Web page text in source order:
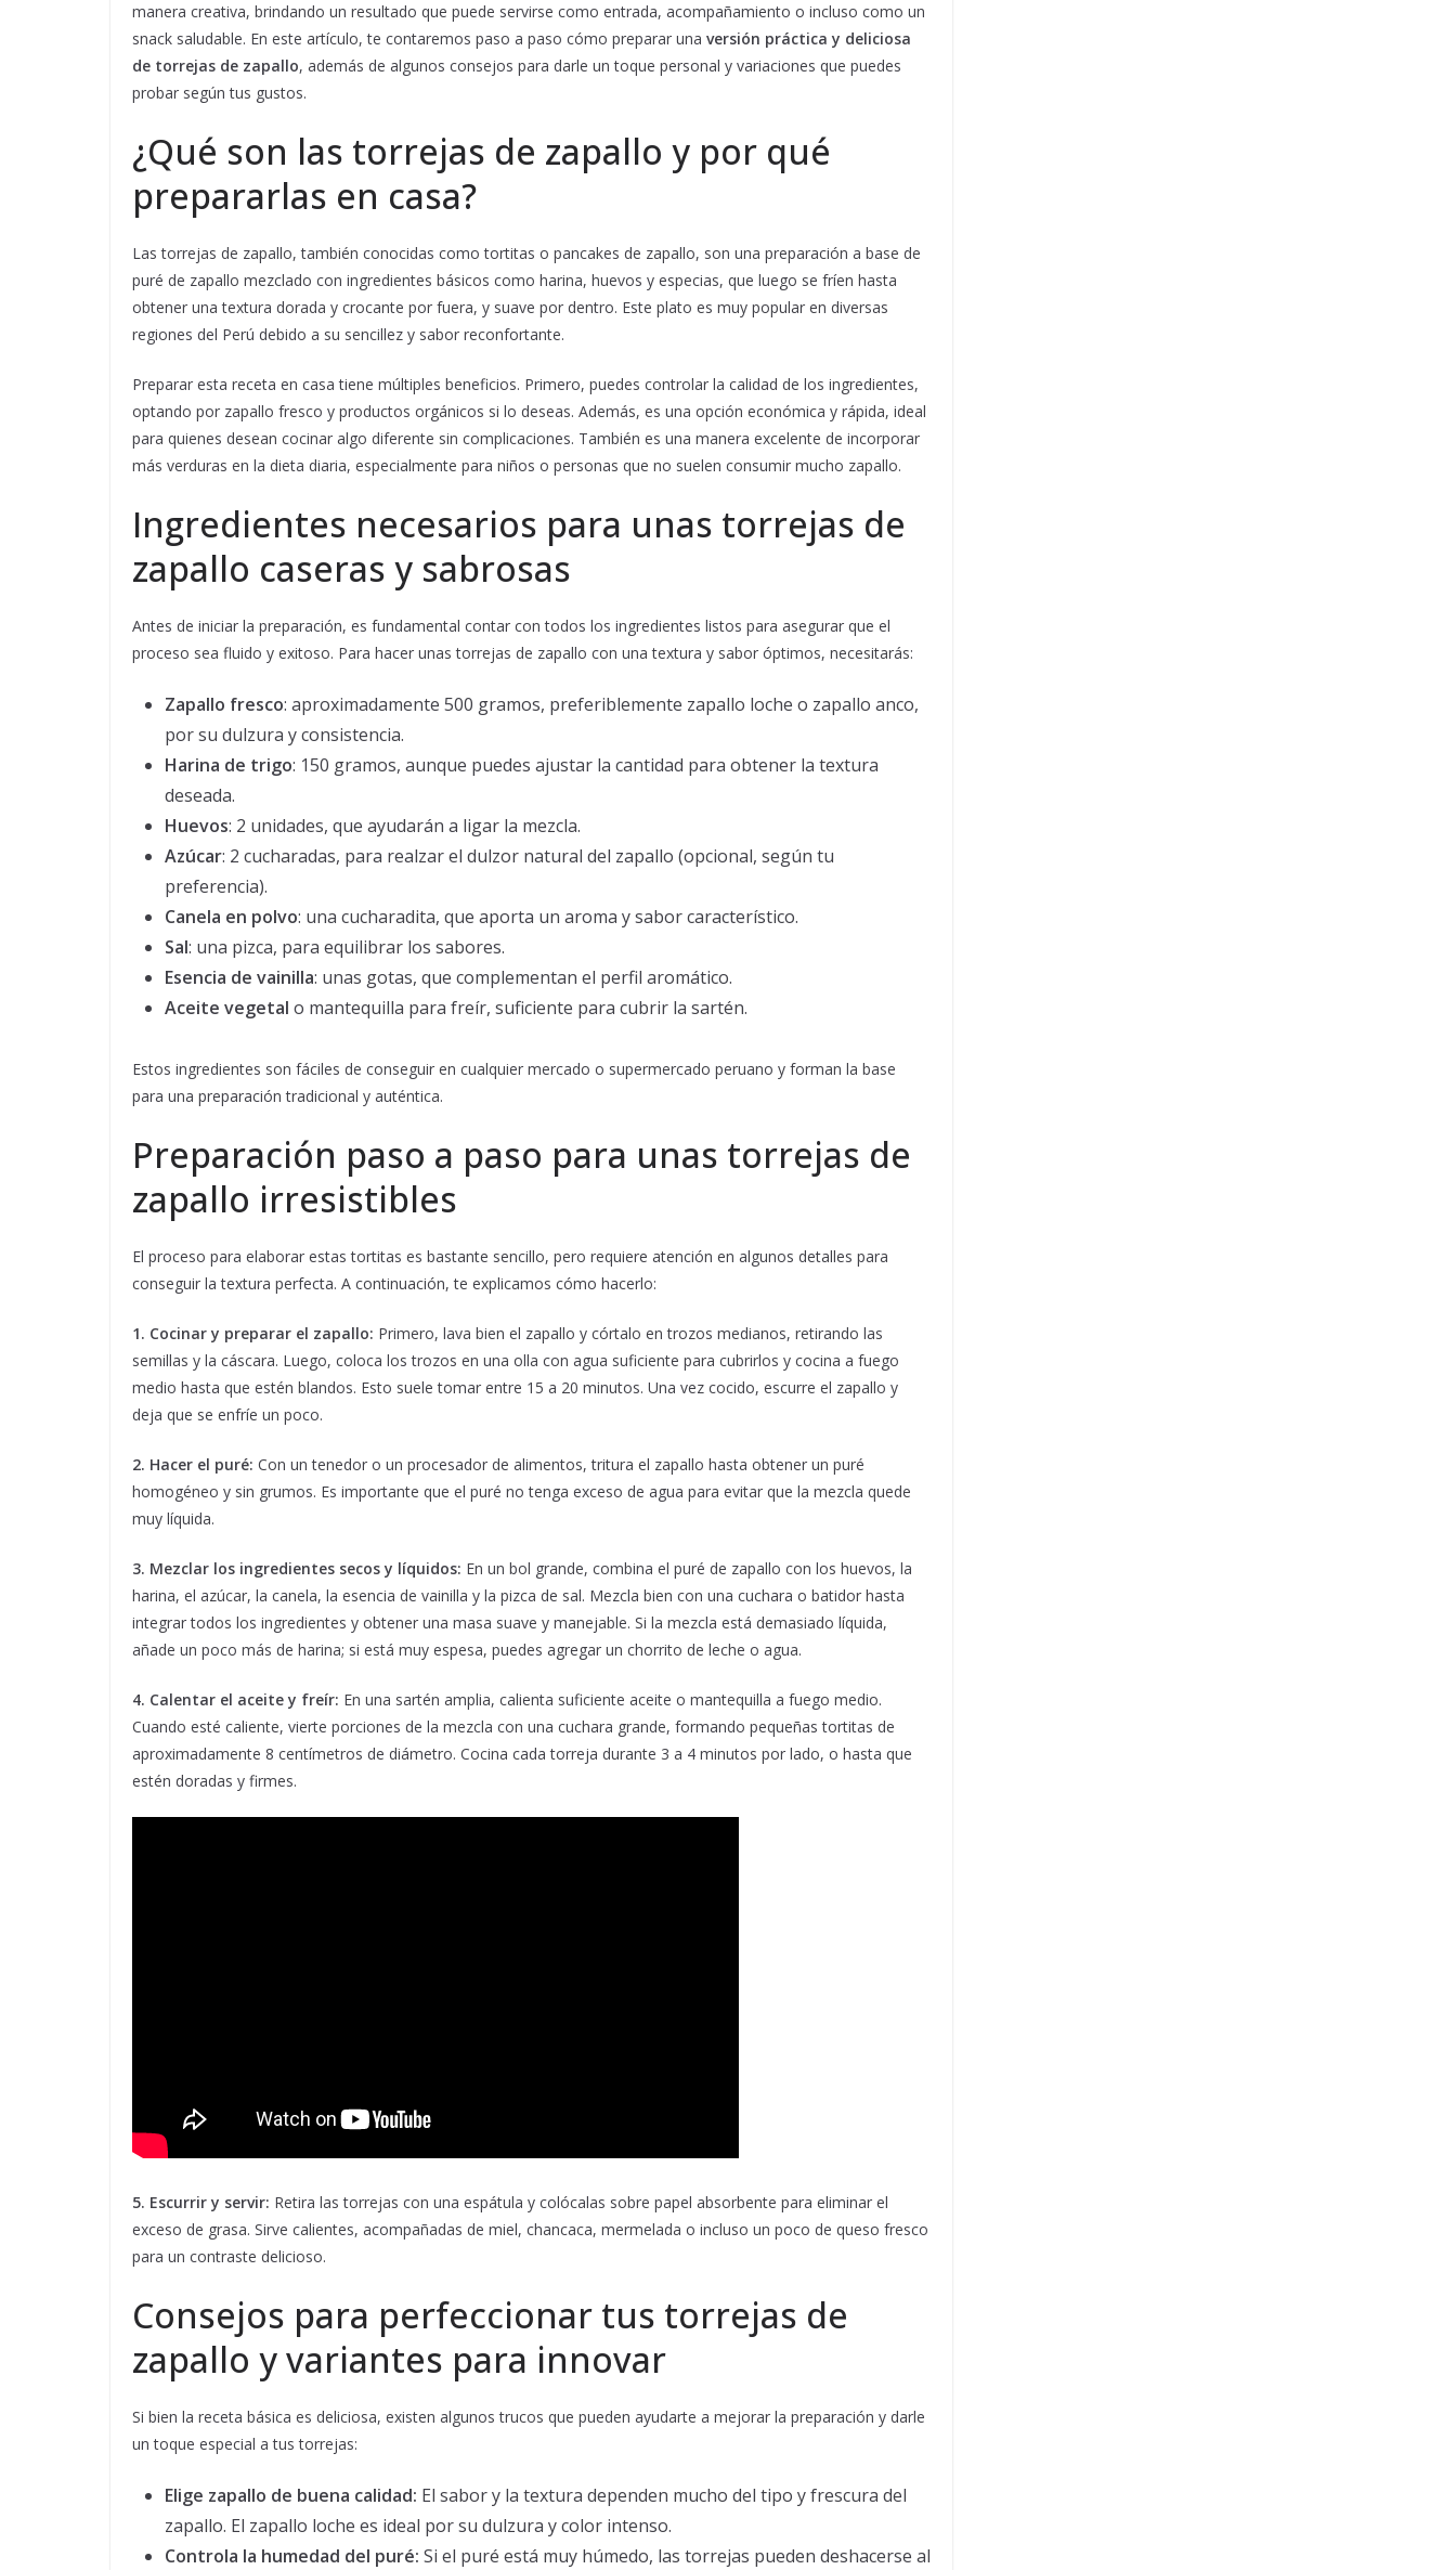
manera creativa, brindando un resultado que puede servirse como entrada, acompañamiento o incluso como un
snack saludable. En este artículo, te contaremos paso a paso cómo preparar una versión práctica y deliciosa
de torrejas de zapallo, además de algunos consejos para darle un toque personal y variaciones que puedes
probar según tus gustos.
¿Qué son las torrejas de zapallo y por qué
prepararlas en casa?
Las torrejas de zapallo, también conocidas como tortitas o pancakes de zapallo, son una preparación a base de
puré de zapallo mezclado con ingredientes básicos como harina, huevos y especias, que luego se fríen hasta
obtener una textura dorada y crocante por fuera, y suave por dentro. Este plato es muy popular en diversas
regiones del Perú debido a su sencillez y sabor reconfortante.
Preparar esta receta en casa tiene múltiples beneficios. Primero, puedes controlar la calidad de los ingredientes,
optando por zapallo fresco y productos orgánicos si lo deseas. Además, es una opción económica y rápida, ideal
para quienes desean cocinar algo diferente sin complicaciones. También es una manera excelente de incorporar
más verduras en la dieta diaria, especialmente para niños o personas que no suelen consumir mucho zapallo.
Ingredientes necesarios para unas torrejas de
zapallo caseras y sabrosas
Antes de iniciar la preparación, es fundamental contar con todos los ingredientes listos para asegurar que el
proceso sea fluido y exitoso. Para hacer unas torrejas de zapallo con una textura y sabor óptimos, necesitarás:
Zapallo fresco: aproximadamente 500 gramos, preferiblemente zapallo loche o zapallo anco,
por su dulzura y consistencia.
Harina de trigo: 150 gramos, aunque puedes ajustar la cantidad para obtener la textura
deseada.
Huevos: 2 unidades, que ayudarán a ligar la mezcla.
Azúcar: 2 cucharadas, para realzar el dulzor natural del zapallo (opcional, según tu
preferencia).
Canela en polvo: una cucharadita, que aporta un aroma y sabor característico.
Sal: una pizca, para equilibrar los sabores.
Esencia de vainilla: unas gotas, que complementan el perfil aromático.
Aceite vegetal o mantequilla para freír, suficiente para cubrir la sartén.
Estos ingredientes son fáciles de conseguir en cualquier mercado o supermercado peruano y forman la base
para una preparación tradicional y auténtica.
Preparación paso a paso para unas torrejas de
zapallo irresistibles
El proceso para elaborar estas tortitas es bastante sencillo, pero requiere atención en algunos detalles para
conseguir la textura perfecta. A continuación, te explicamos cómo hacerlo:
1. Cocinar y preparar el zapallo: Primero, lava bien el zapallo y córtalo en trozos medianos, retirando las
semillas y la cáscara. Luego, coloca los trozos en una olla con agua suficiente para cubrirlos y cocina a fuego
medio hasta que estén blandos. Esto suele tomar entre 15 a 20 minutos. Una vez cocido, escurre el zapallo y
deja que se enfríe un poco.
2. Hacer el puré: Con un tenedor o un procesador de alimentos, tritura el zapallo hasta obtener un puré
homogéneo y sin grumos. Es importante que el puré no tenga exceso de agua para evitar que la mezcla quede
muy líquida.
3. Mezclar los ingredientes secos y líquidos: En un bol grande, combina el puré de zapallo con los huevos, la
harina, el azúcar, la canela, la esencia de vainilla y la pizca de sal. Mezcla bien con una cuchara o batidor hasta
integrar todos los ingredientes y obtener una masa suave y manejable. Si la mezcla está demasiado líquida,
añade un poco más de harina; si está muy espesa, puedes agregar un chorrito de leche o agua.
4. Calentar el aceite y freír: En una sartén amplia, calienta suficiente aceite o mantequilla a fuego medio.
Cuando esté caliente, vierte porciones de la mezcla con una cuchara grande, formando pequeñas tortitas de
aproximadamente 8 centímetros de diámetro. Cocina cada torreja durante 3 a 4 minutos por lado, o hasta que
estén doradas y firmes.
5. Escurrir y servir: Retira las torrejas con una espátula y colócalas sobre papel absorbente para eliminar el
exceso de grasa. Sirve calientes, acompañadas de miel, chancaca, mermelada o incluso un poco de queso fresco
para un contraste delicioso.
Consejos para perfeccionar tus torrejas de
zapallo y variantes para innovar
Si bien la receta básica es deliciosa, existen algunos trucos que pueden ayudarte a mejorar la preparación y darle
un toque especial a tus torrejas:
Elige zapallo de buena calidad: El sabor y la textura dependen mucho del tipo y frescura del
zapallo. El zapallo loche es ideal por su dulzura y color intenso.
Controla la humedad del puré: Si el puré está muy húmedo, las torrejas pueden deshacerse al